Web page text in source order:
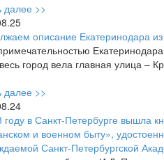
далее >>
описание Екатеринодара
город вела главная улица –
далее >>
году в Санкт-Петербурге вышла
и военном быту»,
Санкт-Петербургской